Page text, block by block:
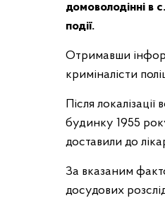
домоволодінні в
події.
Отримавши
криміналісти
Після
будинку 1955
доставили до
За вказаним
досудових